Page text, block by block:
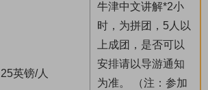
25英镑/人
牛津中文讲解*2小
时，为拼团，5人以
上成团，是否可以
安排请以导游通知
为准。 （注：参加